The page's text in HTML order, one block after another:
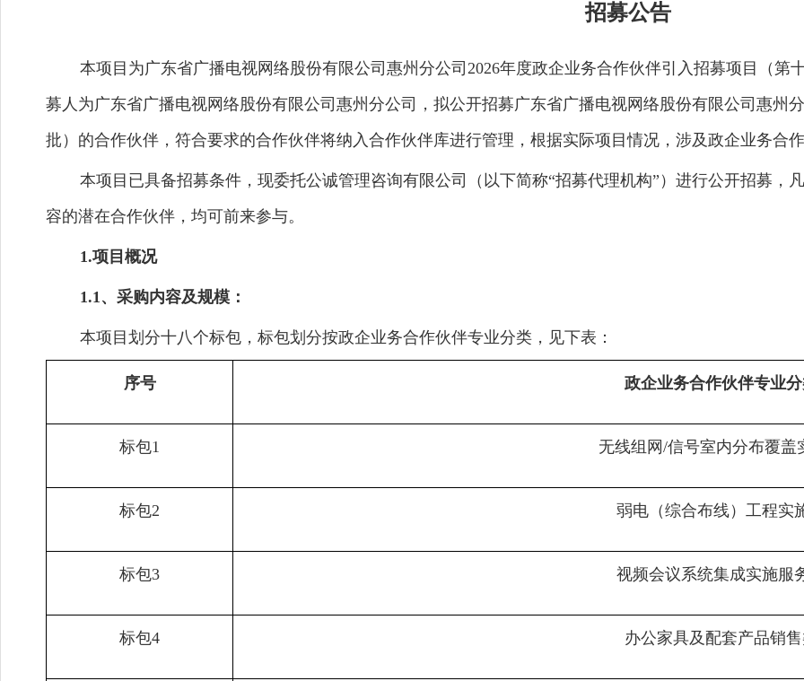
招募公告
本项目为广东省广播电视网络股份有限公司惠州分公司2026年度政企业务合作伙伴引入招募项目（第
募人为广东省广播电视网络股份有限公司惠州分公司，拟公开招募广东省广播电视网络股份有限公司惠州
批）的合作伙伴，符合要求的合作伙伴将纳入合作伙伴库进行管理，根据实际项目情况，涉及政企业务合
本项目已具备招募条件，现委托公诚管理咨询有限公司（以下简称“招募代理机构”）进行公开招募，
容的潜在合作伙伴，均可前来参与。
1.项目概况
1.1、采购内容及规模：
本项目划分十八个标包，标包划分按政企业务合作伙伴专业分类，见下表：
序号 政企业务合作伙伴专业
标包1 无线组网/信号室内分布覆盖
标包2 弱电（综合布线）工程实
标包3 视频会议系统集成实施服
标包4 办公家具及配套产品销